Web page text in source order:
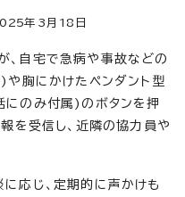
年3月 18 日
、自宅で急病や事故などの
や胸にかけたペンダント型
にのみ付属)のボタンを押
を受信し、近隣の協力員や
応じ、定期的に声かけも